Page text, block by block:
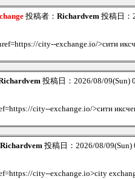
投稿者： Richardvem 投稿日：
city--exchange.io/>сити
投稿日：2026/08/09(Sun)
city--exchange.io/>сити
Richardvem 投稿日：2026/08/
city--exchange.io>city